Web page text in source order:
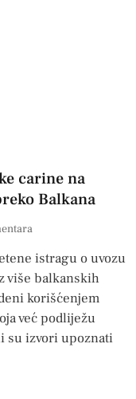
carine na
Balkana
istragu o uvozu
više balkanskih
korišćenjem
već podliježu
su izvori upoznati